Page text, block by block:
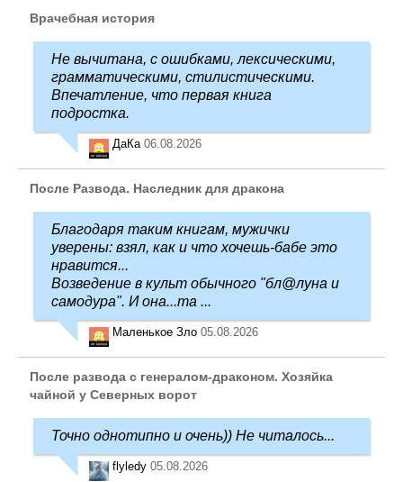
Врачебная история
Не вычитана, с ошибками, лексическими,
грамматическими, стилистическими.
Впечатление, что первая книга
подростка.
ДаКа 06.08.2026
После Развода. Наследник для дракона
Благодаря таким книгам, мужички
уверены: взял, как и что хочешь-бабе это
нравится...
Возведение в культ обычного "бл@луна и
самодура". И она...та ...
Маленькое Зло 05.08.2026
После развода с генералом-драконом. Хозяйка
чайной у Северных ворот
Точно однотипно и очень)) Не читалось...
flyledy 05.08.2026